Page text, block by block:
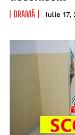
DRAMĂ Iulie 17,